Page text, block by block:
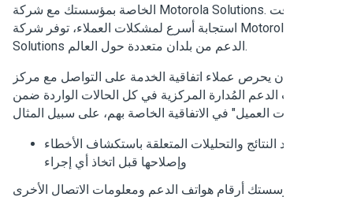
الخاصة بمؤسستك مع شركة Motorola Solutions. لتمكين وقت
استجابة أسرع لمشكلات العملاء، توفر شركة Motorola
يجب أن يحرص عملاء اتفاقية الخدمة على التواصل مع مركز
الدعم المُدارة المركزية في كل الحالات الواردة ضمن
لتأكيد النتائج والتحليلات المتعلقة باستكشاف الأخطاء
وإصلاحها قبل اتخاذ أي إجراء
مؤسستك أرقام هواتف الدعم ومعلومات الاتصال الأخرى